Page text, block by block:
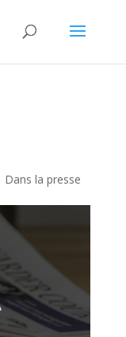
Dans la presse